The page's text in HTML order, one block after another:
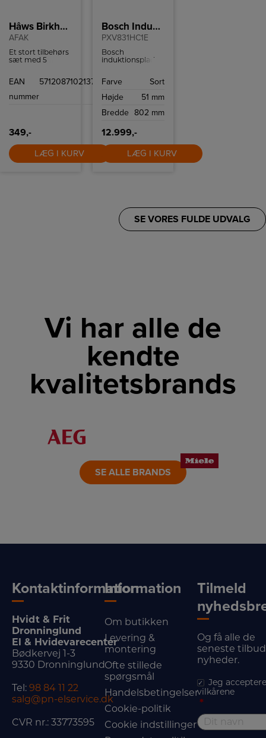
Hâws Birkholm Airfryer Tilbehørssæt
AFAK
Et stort tilbehørs
sæt med 5
airfryeren.
EAN
nummer
5712087102137
349,-
LÆG I KURV
Bosch Induktionskogeplade
PXV831HC1E
Bosch
induktionsplade
Home Connect.
Farve
Sort
Højde
51 mm
Bredde 802 mm
12.999,-
LÆG I KURV
SE VORES FULDE UDVALG
Vi har alle de
kendte
kvalitetsbrands
LINK
SE ALLE BRANDS
Kontaktinformation
Hvidt & Frit
Dronninglund
El & Hvidevarecenter
Bødkervej 1-3
9330 Dronninglund
Tel: 98 84 11 22
salg@pn-elservice.dk
CVR nr.: 33773595
Information
Om butikken
Levering &
montering
Ofte stillede
spørgsmål
Handelsbetingelser
Cookie-politik
Cookie indstillinger
Tilmeld
Og få alle de
seneste
nyheder.
Jeg
vilkårene
*